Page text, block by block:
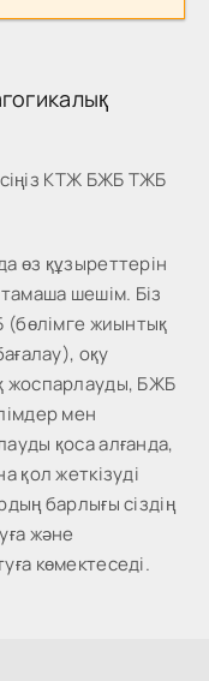
КТЖ БЖБ ТЖБ
өз құзыреттерін
шешім. Біз
(бөлімге жиынтық
оқу
жоспарлауды, БЖБ
мен
қоса алғанда,
қол жеткізуді
барлығы сіздің
және
көмектеседі.